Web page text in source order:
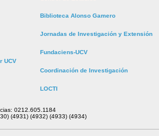
UCV
Biblioteca Alonso Gamero
Jornadas de Investigación y Extensión
Fundaciens-UCV
Coordinación de Investigación
LOCTI
0212.605.1184
(4931) (4932) (4933) (4934)